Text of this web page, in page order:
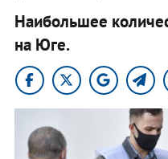
Наибольшее
на Юге.